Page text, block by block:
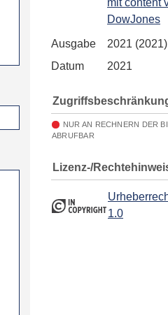
mit content
DowJones
Ausgabe
2021
Datum
2021
NUR AN RECHNERN DER
ABRUFBAR
Lizenz-/
1.0